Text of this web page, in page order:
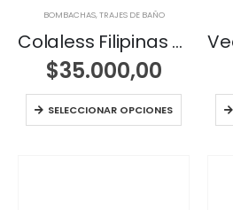
BOMBACHAS,TRAJES DE BAÑO
Colaless Filipinas regulable con elastico
$35.000,00
SELECCIONAR OPCIONES